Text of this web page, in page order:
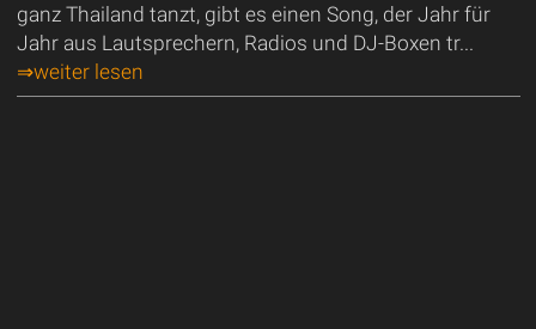
ganz Thailand tanzt, gibt es einen Song, der Jahr für
Jahr aus Lautsprechern, Radios und DJ-Boxen tr...
⇒weiter lesen